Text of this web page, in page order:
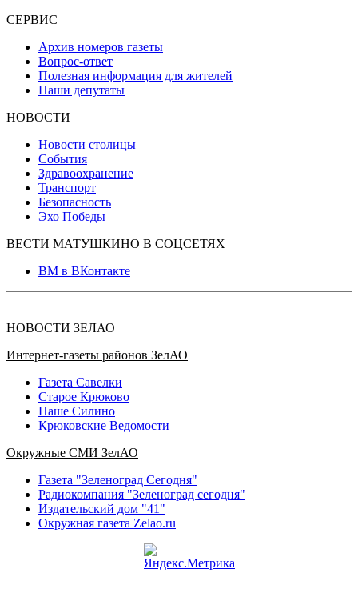
СЕРВИС
Архив номеров газеты
Вопрос-ответ
Полезная информация для жителей
Наши депутаты
НОВОСТИ
Новости столицы
События
Здравоохранение
Транспорт
Безопасность
Эхо Победы
ВЕСТИ МАТУШКИНО В СОЦСЕТЯХ
ВМ в ВКонтакте
НОВОСТИ ЗЕЛАО
Интернет-газеты районов ЗелАО
Газета Савелки
Старое Крюково
Наше Силино
Крюковские Ведомости
Окружные СМИ ЗелАО
Газета "Зеленоград Сегодня"
Радиокомпания "Зеленоград сегодня"
Издательский дом "41"
Окружная газета Zelao.ru